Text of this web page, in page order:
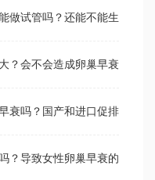
做试管吗？还能不能生孩子？
？会不会造成卵巢早衰？
衰吗？国产和进口促排药物有
？导致女性卵巢早衰的真凶是